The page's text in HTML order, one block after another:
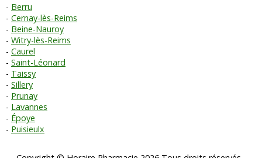
Berru
Cernay-lès-Reims
Beine-Nauroy
Witry-lès-Reims
Caurel
Saint-Léonard
Taissy
Sillery
Prunay
Lavannes
Époye
Puisieulx